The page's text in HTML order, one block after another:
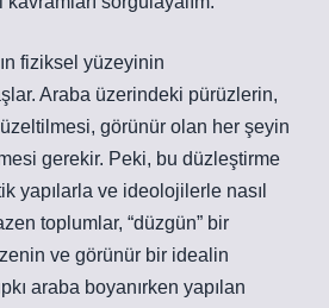
fiziksel yüzeyinin
Araba üzerindeki pürüzlerin,
görünür olan her şeyin
gerekir. Peki, bu düzleştirme
yapılarla ve ideolojilerle nasıl
toplumlar, “düzgün” bir
ve görünür bir idealin
araba boyanırken yapılan